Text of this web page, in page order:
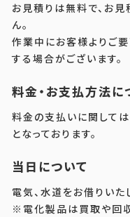
お見積りは無料で、お
ん。
作業中にお客様よりご
する場合がございます。
料金・お支払方法に
料金の支払いに関して
となっております。
当日について
電気、水道をお借りいた
※電化製品は買取や回